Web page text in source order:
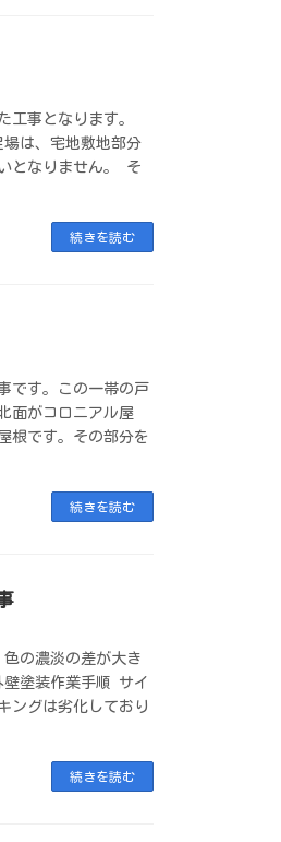
工事となります。
場は、宅地敷地部分
となりません。 そ
続きを読む
です。この一帯の戸
面がコロニアル屋
根です。その部分を
続きを読む
の濃淡の差が大き
塗装作業手順 サイ
ングは劣化しており
続きを読む